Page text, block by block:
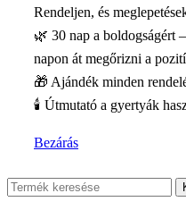
Rendeljen, és
🌿 30 nap a boldogságért
napon át megőrizni a
🎁 Ajándék minden
🕯️ Útmutató a gyertyák
Bezárás